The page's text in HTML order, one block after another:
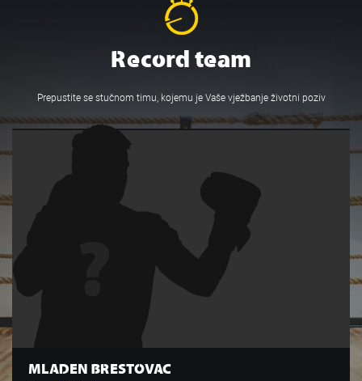
Record team
Prepustite se stučnom timu, kojemu je Vaše vježbanje životni poziv
MLADEN BRESTOVAC